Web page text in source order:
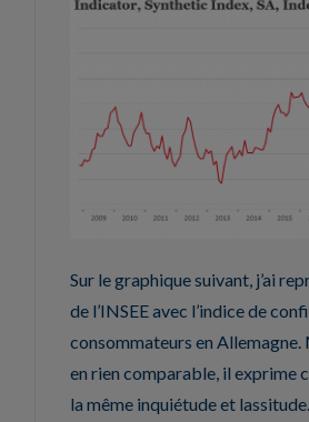
Sur le graphique suivant, j’ai
de l’INSEE avec l’indice de
consommateurs en Allemagne.
en rien comparable, il exprime
la même inquiétude et